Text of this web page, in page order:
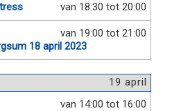
van 18:30 tot 20:00
van 19:00 tot 21:00
18 april 2023
19 april
van 14:00 tot 16:00